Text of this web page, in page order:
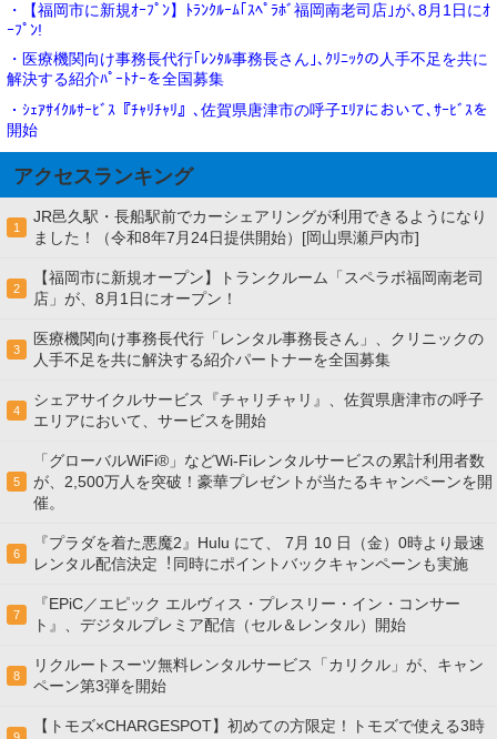
・【福岡市に新規ｵｰﾌﾟﾝ】ﾄﾗﾝｸﾙｰﾑ｢ｽﾍﾟﾗﾎﾞ福岡南老司店｣が､8月1日にｵ
ｰﾌﾟﾝ!
・医療機関向け事務長代行｢ﾚﾝﾀﾙ事務長さん｣､ｸﾘﾆｯｸの人手不足を共に
解決する紹介ﾊﾟｰﾄﾅｰを全国募集
・ｼｪｱｻｲｸﾙｻｰﾋﾞｽ『ﾁｬﾘﾁｬﾘ』､佐賀県唐津市の呼子ｴﾘｱにおいて､ｻｰﾋﾞｽを
開始
アクセスランキング
1
JR邑久駅・長船駅前でカーシェアリングが利用できるようになり
ました！（令和8年7月24日提供開始）[岡山県瀬戸内市]
2
【福岡市に新規オープン】トランクルーム「スペラボ福岡南老司
店」が、8月1日にオープン！
3
医療機関向け事務長代行「レンタル事務長さん」、クリニックの
人手不足を共に解決する紹介パートナーを全国募集
4
シェアサイクルサービス『チャリチャリ』、佐賀県唐津市の呼子
エリアにおいて、サービスを開始
5
「グローバルWiFi®」などWi-Fiレンタルサービスの累計利用者数
が、2,500万人を突破！豪華プレゼントが当たるキャンペーンを開
催。
6
『プラダを着た悪魔2』Hulu にて、 7⽉ 10 ⽇（金）0時より最速
レンタル配信決定︕同時にポイントバックキャンペーンも実施
7
『EPiC／エピック エルヴィス・プレスリー・イン・コンサー
ト』、デジタルプレミア配信（セル＆レンタル）開始
8
リクルートスーツ無料レンタルサービス「カリクル」が、キャン
ペーン第3弾を開始
【トモズ×CHARGESPOT】初めての方限定！トモズで使える3時